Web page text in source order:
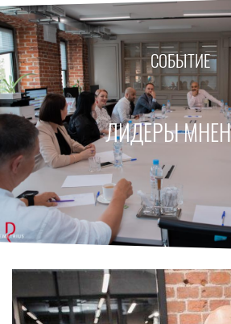
СОБЫТИЕ
ЛИДЕРЫ